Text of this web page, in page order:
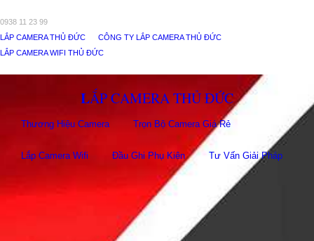
0938 11 23 99
LẮP CAMERA THỦ ĐỨC
CÔNG TY LẮP CAMERA THỦ ĐỨC
LẮP CAMERA WIFI THỦ ĐỨC
LẮP CAMERA THỦ ĐỨC
Thương Hiệu Camera Trọn Bộ Camera Giá Rẻ
Lắp Camera Wifi Đầu Ghi Phụ Kiên Tư Vấn Giải Pháp